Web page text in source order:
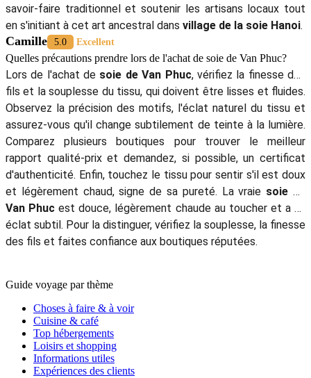
savoir-faire traditionnel et soutenir les artisans locaux tout
en s'initiant à cet art ancestral dans village de la soie Hanoi.
Camille 5.0 Excellent
Quelles précautions prendre lors de l'achat de soie de Van Phuc?
Lors de l'achat de soie de Van Phuc, vérifiez la finesse des
fils et la souplesse du tissu, qui doivent être lisses et fluides.
Observez la précision des motifs, l'éclat naturel du tissu et
assurez-vous qu'il change subtilement de teinte à la lumière.
Comparez plusieurs boutiques pour trouver le meilleur
rapport qualité-prix et demandez, si possible, un certificat
d'authenticité. Enfin, touchez le tissu pour sentir s'il est doux
et légèrement chaud, signe de sa pureté. La vraie soie de
Van Phuc est douce, légèrement chaude au toucher et a un
éclat subtil. Pour la distinguer, vérifiez la souplesse, la finesse
des fils et faites confiance aux boutiques réputées.
Guide voyage par thème
Choses à faire & à voir
Cuisine & café
Top hébergements
Loisirs et shopping
Informations utiles
Expériences des clients